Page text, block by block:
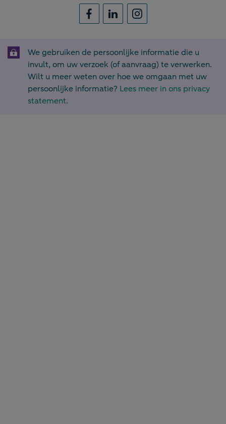
We gebruiken de persoonlijke informatie die u
invult, om uw verzoek (of aanvraag) te verwerken.
Wilt u meer weten over hoe we omgaan met uw
persoonlijke informatie? Lees meer in ons privacy
statement.